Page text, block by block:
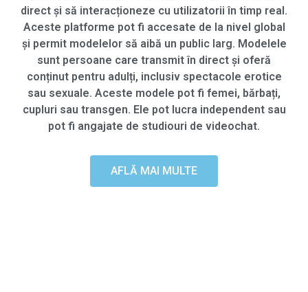
direct și să interacționeze cu utilizatorii în timp real.
Aceste platforme pot fi accesate de la nivel global
și permit modelelor să aibă un public larg. Modelele
sunt persoane care transmit în direct și oferă
conținut pentru adulți, inclusiv spectacole erotice
sau sexuale. Aceste modele pot fi femei, bărbați,
cupluri sau transgen. Ele pot lucra independent sau
pot fi angajate de studiouri de videochat.
AFLĂ MAI MULTE